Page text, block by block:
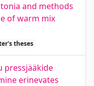
and methods
of warm mix
theses
pressjääkide
erinevates